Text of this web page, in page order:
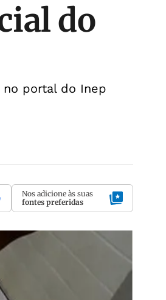
do
portal do Inep
Nos adicione às suas
fontes preferidas